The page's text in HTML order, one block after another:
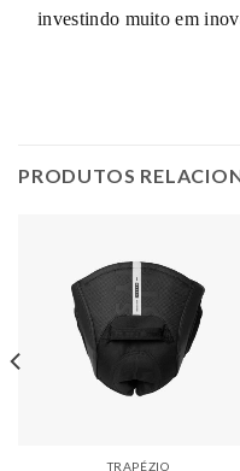
investindo muito em
PRODUTOS
TRAPÉZIO